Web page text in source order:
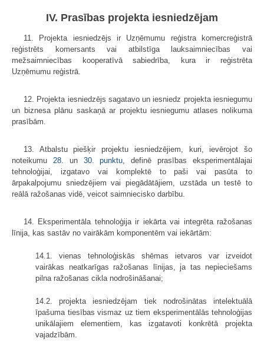
IV. Prasības projekta iesniedzējam
11. Projekta iesniedzējs ir Uzņēmumu reģistra komercreģistrā
reģistrēts komersants vai atbilstīga lauksaimniecības vai
mežsaimniecības kooperatīvā sabiedrība, kura ir reģistrēta
Uzņēmumu reģistrā.
12. Projekta iesniedzējs sagatavo un iesniedz projekta iesniegumu
un biznesa plānu saskaņā ar projektu iesniegumu atlases nolikuma
prasībām.
13. Atbalstu piešķir projektu iesniedzējiem, kuri, ievērojot šo
noteikumu 28. un 30. punktu , definē prasības eksperimentālajai
tehnoloģijai, izgatavo vai komplektē to paši vai pasūta to
ārpakalpojumu sniedzējiem vai piegādātājiem, uzstāda un testē to
reālā ražošanas vidē, veicot saimniecisko darbību.
14. Eksperimentāla tehnoloģija ir iekārta vai integrēta ražošanas
līnija, kas sastāv no vairākām komponentēm vai iekārtām:
14.1. vienas tehnoloģiskās shēmas ietvaros var izveidot
vairākas neatkarīgas ražošanas līnijas, ja tas nepieciešams
pilna ražošanas cikla nodrošināšanai;
14.2. projekta iesniedzējam tiek nodrošinātas intelektuālā
īpašuma tiesības vismaz uz tiem eksperimentālās tehnoloģijas
unikālajiem elementiem, kas izgatavoti konkrētā projekta
vajadzībām.